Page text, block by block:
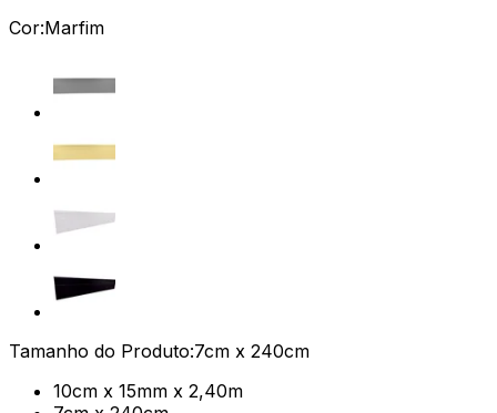
Cor:Marfim
Tamanho do Produto:7cm x 240cm
10cm x 15mm x 2,40m